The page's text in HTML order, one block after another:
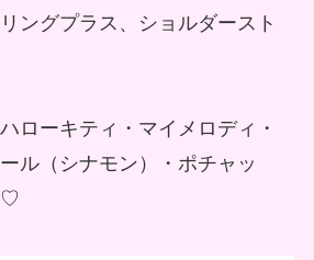
ングプラス、ショルダースト
ローキティ・マイメロディ・
ル（シナモン）・ポチャッ
♡